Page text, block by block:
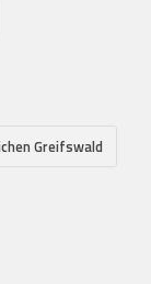
Greifswald